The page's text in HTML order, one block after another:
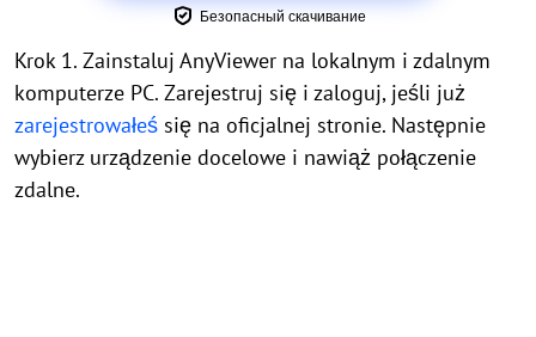
Безопасный скачивание
Krok 1. Zainstaluj AnyViewer na lokalnym i zdalnym
komputerze PC. Zarejestruj się i zaloguj, jeśli już
zarejestrowałeś się na oficjalnej stronie. Następnie
wybierz urządzenie docelowe i nawiąż połączenie
zdalne.